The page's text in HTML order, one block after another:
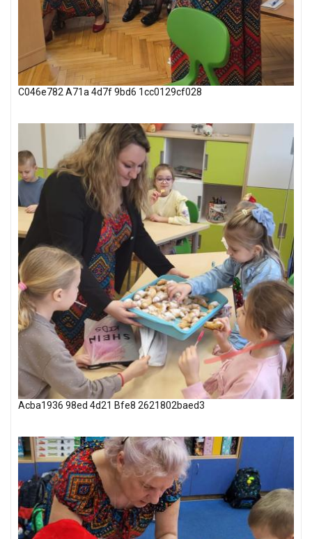
C046e782 A71a 4d7f 9bd6 1cc0129cf028
Acba1936 98ed 4d21 Bfe8 2621802baed3